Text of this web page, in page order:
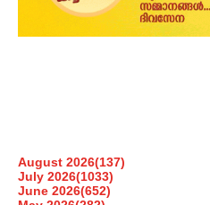
August 2026(137)
July 2026(1033)
June 2026(652)